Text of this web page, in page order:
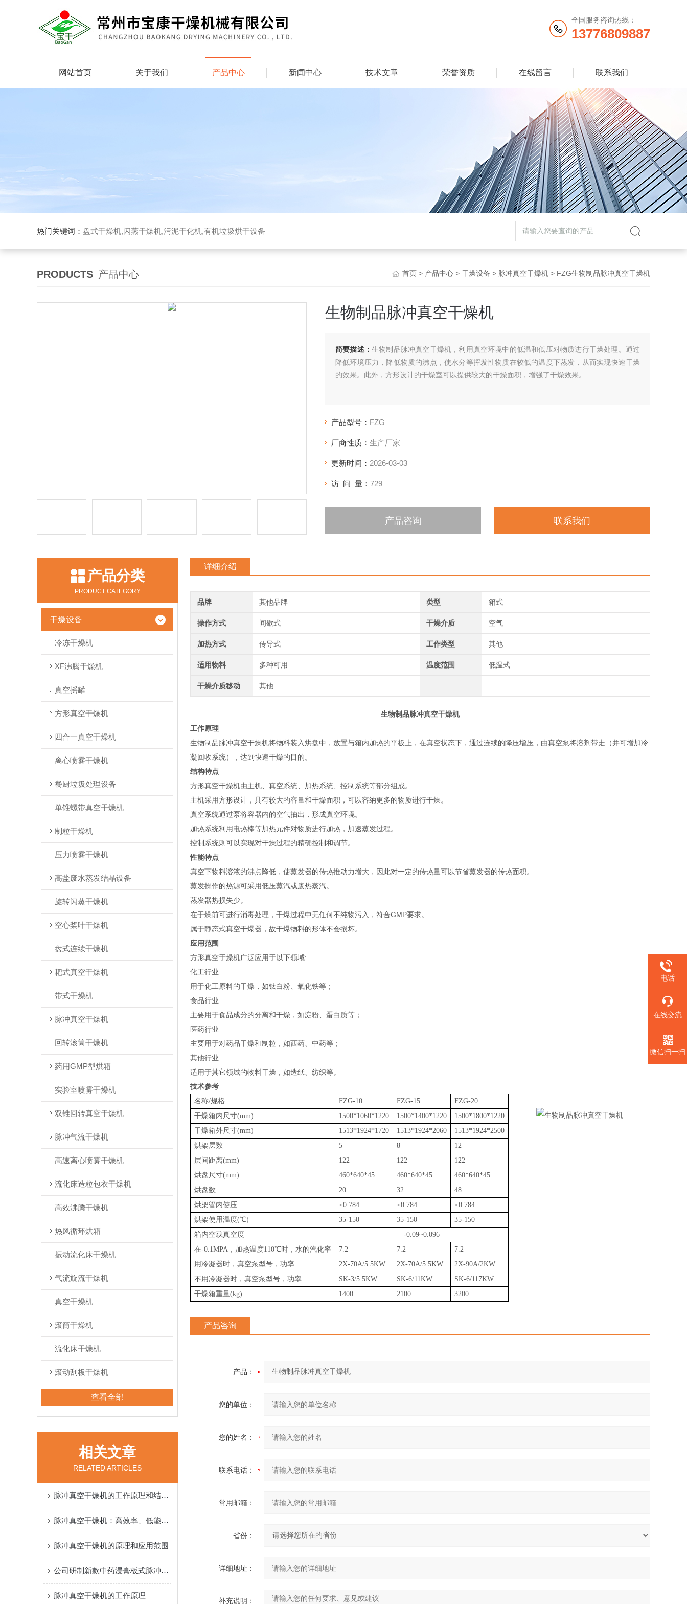
全国服务咨询热线：
13776809887
网站首页 关于我们 产品中心 新闻中心 技术文章 荣誉资质 在线留言 联系我们
热门关键词： 盘式干燥机,闪蒸干燥机,污泥干化机,有机垃圾烘干设备
PRODUCTS 产品中心 首页 > 产品中心 > 干燥设备 > 脉冲真空干燥机 > FZG生物制品脉冲真空干燥机
生物制品脉冲真空干燥机
简要描述： 生物制品脉冲真空干燥机，利用真空环境中的低温和低压对物质进行干燥处理。通过
降低环境压力，降低物质的沸点，使水分等挥发性物质在较低的温度下蒸发，从而实现快速干燥
的效果。此外，方形设计的干燥室可以提供较大的干燥面积，增强了干燥效果。
产品型号： FZG
厂商性质： 生产厂家
更新时间： 2026-03-03
访 问 量： 729
产品咨询 联系我们
产品分类
PRODUCT CATEGORY
干燥设备
冷冻干燥机
XF沸腾干燥机
真空摇罐
方形真空干燥机
四合一真空干燥机
离心喷雾干燥机
餐厨垃圾处理设备
单锥螺带真空干燥机
制粒干燥机
压力喷雾干燥机
高盐废水蒸发结晶设备
旋转闪蒸干燥机
空心桨叶干燥机
盘式连续干燥机
耙式真空干燥机
带式干燥机
脉冲真空干燥机
回转滚筒干燥机
药用GMP型烘箱
实验室喷雾干燥机
双锥回转真空干燥机
脉冲气流干燥机
高速离心喷雾干燥机
流化床造粒包衣干燥机
高效沸腾干燥机
热风循环烘箱
振动流化床干燥机
气流旋流干燥机
真空干燥机
滚筒干燥机
流化床干燥机
滚动刮板干燥机
查看全部
相关文章
RELATED ARTICLES
脉冲真空干燥机的工作原理和结构组成
脉冲真空干燥机：高效率、低能耗的干燥设备
脉冲真空干燥机的原理和应用范围
公司研制新款中药浸膏板式脉冲真空干燥机
脉冲真空干燥机的工作原理
详细介绍
品牌 其他品牌 类型 箱式
操作方式 间歇式 干燥介质 空气
加热方式 传导式 工作类型 其他
适用物料 多种可用 温度范围 低温式
干燥介质移动 其他
生物制品脉冲真空干燥机
工作原理
生物制品脉冲真空干燥机将物料装入烘盘中，放置与箱内加热的平板上，在真空状态下，通过连续的降压增压，由真空泵将溶剂带走（并可增加冷
凝回收系统），达到快速干燥的目的。
结构特点
方形真空干燥机由主机、真空系统、加热系统、控制系统等部分组成。
主机采用方形设计，具有较大的容量和干燥面积，可以容纳更多的物质进行干燥。
真空系统通过泵将容器内的空气抽出，形成真空环境。
加热系统利用电热棒等加热元件对物质进行加热，加速蒸发过程。
控制系统则可以实现对干燥过程的精确控制和调节。
性能特点
真空下物料溶液的沸点降低，使蒸发器的传热推动力增大，因此对一定的传热量可以节省蒸发器的传热面积。
蒸发操作的热源可采用低压蒸汽或废热蒸汽。
蒸发器热损失少。
在于燥前可进行消毒处理，千爆过程中无任何不纯物污入，符合GMP要求。
属于静态式真空干爆器，故干爆物料的形体不会损坏。
应用范围
方形真空于燥机广泛应用于以下领域:
化工行业
用于化工原料的干燥，如钛白粉、氧化铁等；
食品行业
主要用于食品成分的分离和干燥，如淀粉、蛋白质等；
医药行业
主要用于对药品干燥和制粒，如西药、中药等；
其他行业
适用于其它领域的物料干燥，如造纸、纺织等。
技术参考
名称/规格 FZG-10 FZG-15
FZG-20
干燥箱内尺寸(mm)
1500*1060*1220 1500*1400*1220
1500*1800*1220
干燥箱外尺寸(mm)
1513*1924*1720 1513*1924*2060
1513*1924*2500
烘架层数
5 8
12
层间距离(mm)
122 122
122
烘盘尺寸(mm)
460*640*45 460*640*45
460*640*45
烘盘数
20 32
48
烘架管内使压
≤0.784 ≤0.784
≤0.784
烘架使用温度(℃)
35-150 35-150
35-150
箱内空载真空度
-0.09~0.096
在-0.1MPA，加热温度110℃时，水的汽化率
7.2 7.2
7.2
用冷凝器时，真空泵型号，功率
2X-70A/5.5KW 2X-70A/5.5KW
2X-90A/2KW
不用冷凝器时，真空泵型号，功率
SK-3/5.5KW SK-6/11KW
SK-6/117KW
干燥箱重量(kg)
1400 2100 3200
产品咨询
产品：
您的单位：
您的姓名：
联系电话：
常用邮箱：
省份：
详细地址：
补充说明：
电话
在线交流
微信扫一扫